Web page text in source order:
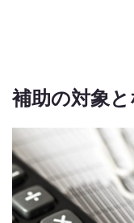
補助の対象